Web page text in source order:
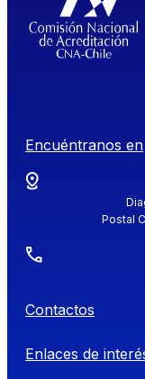
Encuéntranos en
Postal
Contactos
Enlaces de